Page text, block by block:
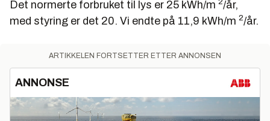
Det normerte forbruket til lys er 25 kWh/m
/år,
med styring er det 20. Vi endte på 11,9 kWh/m 2/år.
ARTIKKELEN FORTSETTER ETTER ANNONSEN
ANNONSE